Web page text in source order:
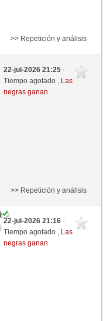
>> Repetición y análisis
22-jul-2026 21:25-
Tiempo agotado , Las
negras ganan
>> Repetición y análisis
22-jul-2026 21:16-
Tiempo agotado , Las
negras ganan